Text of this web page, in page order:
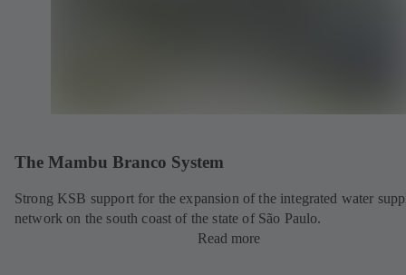
The Mambu Branco System
Strong KSB support for the expansion of the integrated water
network on the south coast of the state of São Paulo.
Read more